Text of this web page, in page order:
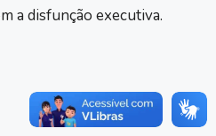
a disfunção executiva.